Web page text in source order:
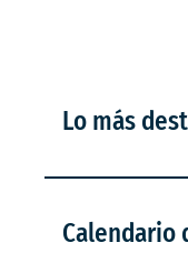
Lo más
Calendario